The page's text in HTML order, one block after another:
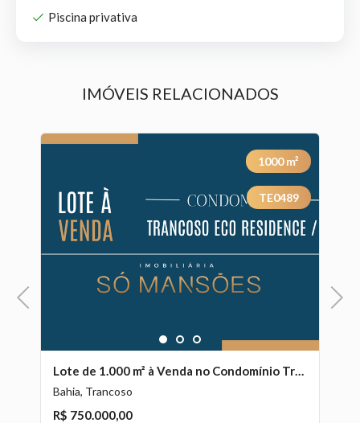
Piscina privativa
IMÓVEIS RELACIONADOS
Previous
1 2 3
1000m²
TE0489
Lote de 1.000 m² à Venda no Condomínio Trancoso Eco Residence - Bahia, Trancoso - BA
Bahia, Trancoso
R$ 750.000,00
Next